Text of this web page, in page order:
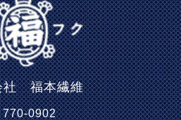
社 福本繊維
770-0902